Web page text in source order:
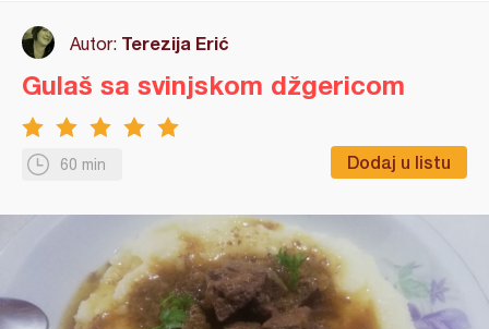
Autor: Terezija Erić
60 min Dodaj u listu
Gulaš sa svinjskom džgericom